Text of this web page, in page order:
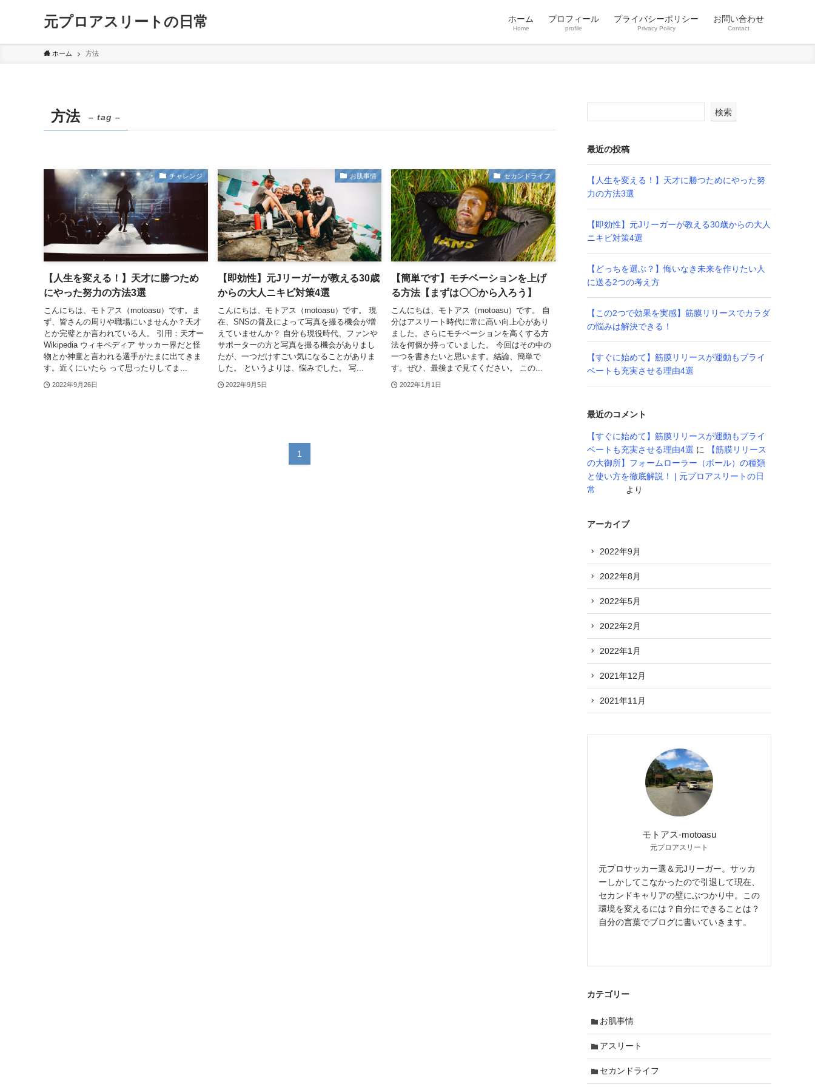
元プロアスリートの日常 ホーム
Home
プロフィール
profile
プライバシーポリシー
Privacy Policy
お問い合わせ
Contact
ホーム 方法
方法 – tag –
チャレンジ
【人生を変える！】天才に勝つため
にやった努力の方法3選
こんにちは、モトアス（motoasu）です。ま
ず、皆さんの周りや職場にいませんか？天才
とか完璧とか言われている人。 引用：天才ー
Wikipedia ウィキペディア サッカー界だと怪
物とか神童と言われる選手がたまに出てきま
す。近くにいたら って思ったりしてま...
2022年9月26日
お肌事情
【即効性】元Jリーガーが教える30歳
からの大人ニキビ対策4選
こんにちは、モトアス（motoasu）です。 現
在、SNSの普及によって写真を撮る機会が増
えていませんか？ 自分も現役時代、ファンや
サポーターの方と写真を撮る機会がありまし
たが、一つだけすごい気になることがありま
した。 というよりは、悩みでした。 写...
2022年9月5日
セカンドライフ
【簡単です】モチベーションを上げ
る方法【まずは〇〇から入ろう】
こんにちは、モトアス（motoasu）です。 自
分はアスリート時代に常に高い向上心があり
ました。さらにモチベーションを高くする方
法を何個か持っていました。 今回はその中の
一つを書きたいと思います。結論、簡単で
す。ぜひ、最後まで見てください。 この...
2022年1月1日
1
検索
最近の投稿
【人生を変える！】天才に勝つためにやった努
力の方法3選
【即効性】元Jリーガーが教える30歳からの大人
ニキビ対策4選
【どっちを選ぶ？】悔いなき未来を作りたい人
に送る2つの考え方
【この2つで効果を実感】筋膜リリースでカラダ
の悩みは解決できる！
【すぐに始めて】筋膜リリースが運動もプライ
ベートも充実させる理由4選
最近のコメント
【すぐに始めて】筋膜リリースが運動もプライ
ベートも充実させる理由4選 に
【筋膜リリース
の大御所】フォームローラー（ボール）の種類
と使い方を徹底解説！ | 元プロアスリートの日
常
より
アーカイブ
2022年9月
2022年8月
2022年5月
2022年2月
2022年1月
2021年12月
2021年11月
モトアス-motoasu
元プロアスリート
元プロサッカー選＆元Jリーガー。サッカ
ーしかしてこなかったので引退して現在、
セカンドキャリアの壁にぶつかり中。この
環境を変えるには？自分にできることは？
自分の言葉でブログに書いていきます。
カテゴリー
お肌事情
アスリート
セカンドライフ